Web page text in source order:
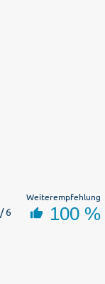
/ 6
Weiterempfehlung
100 %